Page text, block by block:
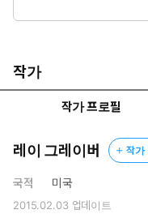
여 년이 지난 지금도 “예
마음의 즐거움이오나”(렘
않았다. 오늘날 교회 생활
씀을 먹기를 배우고 있다
것과 기도를 섞고, 또 기
있는 말씀이 된다.
여기의 인용문들은 각 시
사람들의 이야기들이다.
작가
작가 프로필
레이 그레이버 작가
국적 미국
2015.02.03업데이트